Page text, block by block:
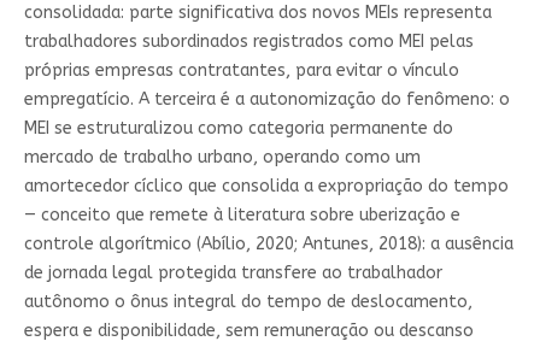
consolidada: parte significativa dos novos MEIs representa
trabalhadores subordinados registrados como MEI pelas
próprias empresas contratantes, para evitar o vínculo
empregatício. A terceira é a autonomização do fenômeno: o
MEI se estruturalizou como categoria permanente do
mercado de trabalho urbano, operando como um
amortecedor cíclico que consolida a expropriação do tempo
— conceito que remete à literatura sobre uberização e
controle algorítmico (Abílio, 2020; Antunes, 2018): a ausência
de jornada legal protegida transfere ao trabalhador
autônomo o ônus integral do tempo de deslocamento,
espera e disponibilidade, sem remuneração ou descanso